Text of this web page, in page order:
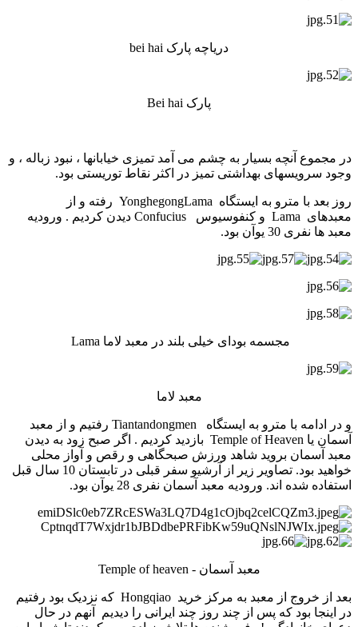
دریاچه پارک bei hai
پارک Bei hai
در مجموع آنچه بسیار به چشم می آمد تمیزی خیابانها ، نبود زباله ، و
وجود سرویسهای بهداشتی تمیز در اکثر نقاط توریستی بود.
روز بعد با مترو به ایستگاه YonghegongLama رفته و از
معبدهای Lama و کنفوسیوس Confucius دیدن کردیم . ورودیه
معبد ها نفری 30 یوآن بود.
مجسمه بودای خیلی بلند در معبد لاما Lama
معبد لاما
و در ادامه با مترو به ایستگاه Tiantandongmen رفتیم و از معبد
آسمان یا Temple of Heaven بازدید کردیم . اگر صبح زود به دیدن
معبد آسمان بروید شاهد ورزش صبحگاهی و رقص و آواز محلی
خواهید بود. تصاویر زیر از آرشیو سفر قبلی در تابستان 10 سال قبل
استفاده شده اند. ورودیه معبد آسمان نفری 28 یوآن بود.
معبد آسمان - Temple of heaven
بعد از خروج از معبد به مرکز خرید Hongqiao که نزدیک بود رفتیم
در اینجا بود که پس از چند روز چند ایرانی را دیدیم آنهم در حال